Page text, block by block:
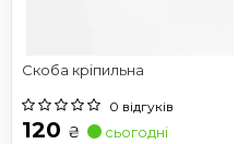
Скоба кріпильна
0 відгуків
120 ₴ сьогодні